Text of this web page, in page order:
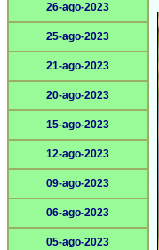
26-ago-2023
25-ago-2023
21-ago-2023
20-ago-2023
15-ago-2023
12-ago-2023
09-ago-2023
06-ago-2023
05-ago-2023